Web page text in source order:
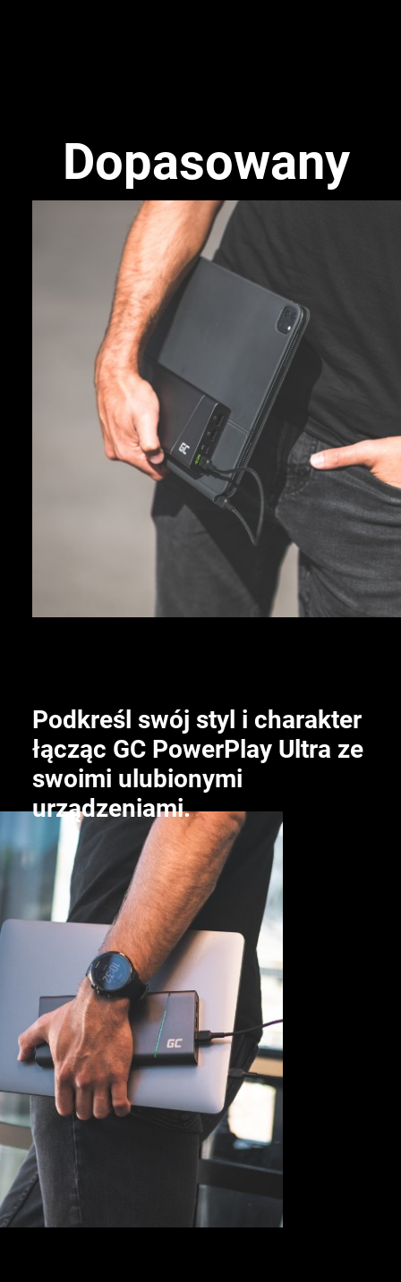
Dopasowany
Podkreśl swój styl i charakter
łącząc GC PowerPlay Ultra ze
swoimi ulubionymi
urządzeniami.